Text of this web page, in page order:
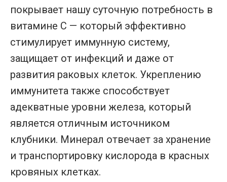
покрывает нашу суточную потребность в
витамине С — который эффективно
стимулирует иммунную систему,
защищает от инфекций и даже от
развития раковых клеток. Укреплению
иммунитета также способствует
адекватные уровни железа, который
является отличным источником
клубники. Минерал отвечает за хранение
и транспортировку кислорода в красных
кровяных клетках.